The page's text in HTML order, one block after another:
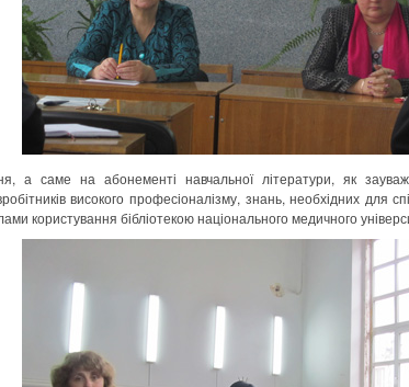
а саме на абонементі навчальної літератури, як
високого професіоналізму, знань, необхідних для
користування бібліотекою національного медичного